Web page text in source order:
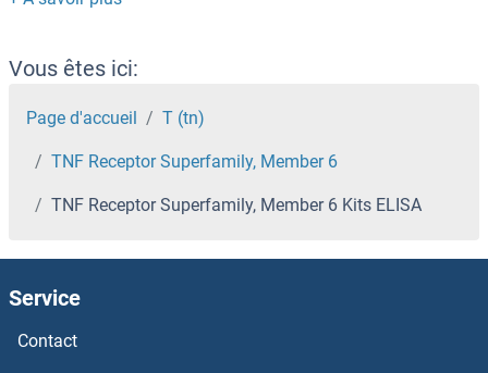
TMPRSS15 Kits ELISA
TMOD3 Kits ELISA
TMLHE Kits ELISA
TMEM27 Kits ELISA
TMEM158 Kits ELISA
Vous êtes ici:
Page d'accueil T (tn)
TNF Receptor Superfamily, Member 6
TNF Receptor Superfamily, Member 6 Kits ELISA
Service
Contact